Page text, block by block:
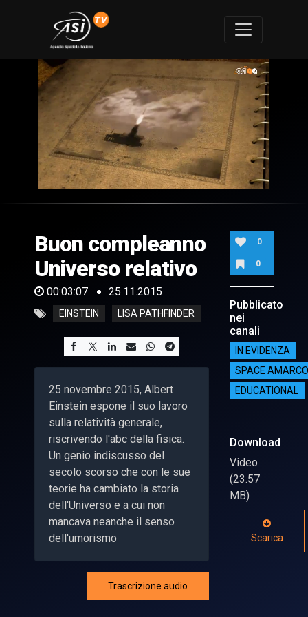
of
7
seconds
Buon compleanno
Universo relativo
00:03:07 25.11.2015
EINSTEIN LISA PATHFINDER
25 novembre 2015, Albert
Einstein espone il suo lavoro
sulla relatività generale,
riscrivendo l'abc della fisica.
Un genio indiscusso del
secolo scorso che con le sue
teorie ha cambiato la storia
dell'Universo e a cui non
mancava neanche il senso
dell'umorismo
Trascrizione audio
0
0
Pubblicato
nei
canali
IN EVIDENZA
SPACE
EDUCATIONAL
Download
Video
(23.57
MB)
Scarica